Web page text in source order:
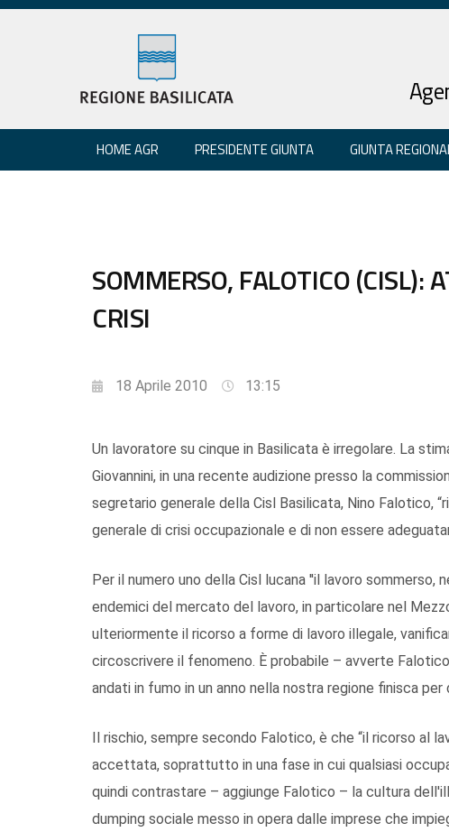
HOME AGR PRESIDENTE GIUNTA GIUNTA
SOMMERSO, FALOTICO (CISL):
CRISI
18 Aprile 2010 13:15
Un lavoratore su cinque in Basilicata è irregolare. La
Giovannini, in una recente audizione presso la
segretario generale della Cisl Basilicata, Nino Falotico,
generale di crisi occupazionale e di non essere
Per il numero uno della Cisl lucana ''il lavoro
endemici del mercato del lavoro, in particolare nel
ulteriormente il ricorso a forme di lavoro illegale,
circoscrivere il fenomeno. È probabile – avverte
andati in fumo in un anno nella nostra regione finisca
Il rischio, sempre secondo Falotico, è che “il ricorso al
accettata, soprattutto in una fase in cui qualsiasi
quindi contrastare – aggiunge Falotico – la cultura
dumping sociale messo in opera dalle imprese che